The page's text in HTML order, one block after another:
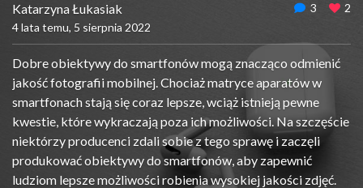
Katarzyna Łukasiak
4 lata temu, 5 sierpnia 2022
3 2
Dobre obiektywy do smartfonów mogą znacząco odmienić
jakość fotografii mobilnej. Chociaż matryce aparatów w
smartfonach stają się coraz lepsze, wciąż istnieją pewne
kwestie, które wykraczają poza ich możliwości. Na szczęście
niektórzy producenci zdali sobie z tego sprawę i zaczęli
produkować obiektywy do smartfonów, aby zapewnić
ludziom lepsze możliwości robienia wysokiej jakości zdjęć.